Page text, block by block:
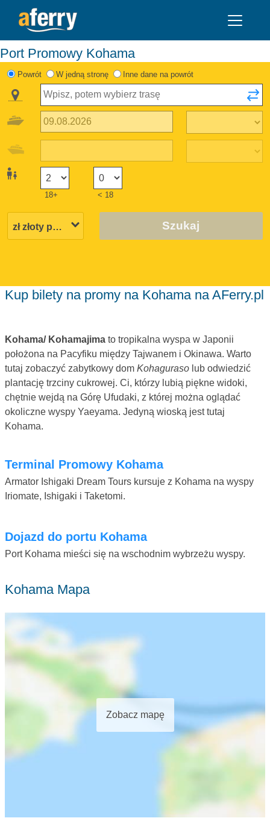
Port Promowy Kohama
Powrót W jedną stronę Inne dane na powrót
18+ < 18
Szukaj
Kup bilety na promy na Kohama na AFerry.pl
Kohama/ Kohamajima to tropikalna wyspa w Japonii
położona na Pacyfiku między Tajwanem i Okinawa. Warto
tutaj zobaczyć zabytkowy dom Kohaguraso lub odwiedzić
plantację trzciny cukrowej. Ci, którzy lubią piękne widoki,
chętnie wejdą na Górę Ufudaki, z której można oglądać
okoliczne wyspy Yaeyama. Jedyną wioską jest tutaj
Kohama.
Terminal Promowy Kohama
Armator Ishigaki Dream Tours kursuje z Kohama na wyspy
Iriomate, Ishigaki i Taketomi.
Dojazd do portu Kohama
Port Kohama mieści się na wschodnim wybrzeżu wyspy.
Kohama Mapa
Zobacz mapę